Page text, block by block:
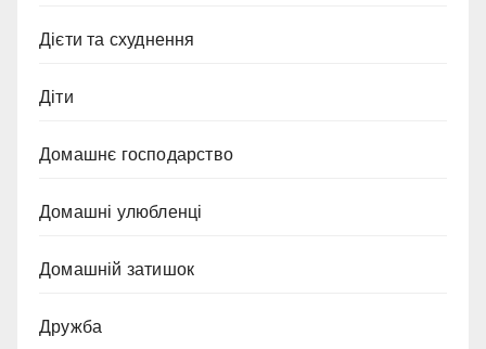
Дієти та схуднення
Діти
Домашнє господарство
Домашні улюбленці
Домашній затишок
Дружба